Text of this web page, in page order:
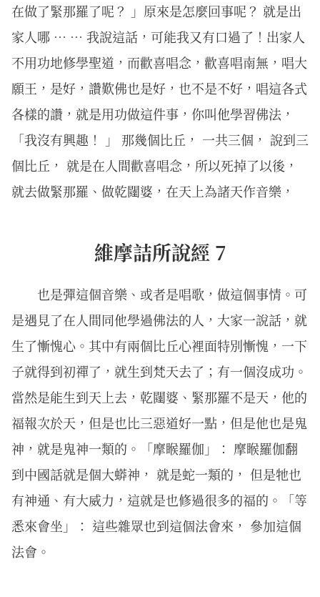
在做了緊那羅了呢？ 」原來是怎麼回事呢？ 就是出
家人哪 … … 我說這話，可能我又有口過了！出家人
不用功地修學聖道，而歡喜唱念，歡喜唱南無，唱大
願王，是好，讚歎佛也是好，也不是不好，唱這各式
各樣的讚，就是用功做這件事，你叫他學習佛法，
「我沒有興趣！ 」 那幾個比丘， 一共三個， 說到三
個比丘， 就是在人間歡喜唱念，所以死掉了以後，
就去做緊那羅、做乾闥婆，在天上為諸天作音樂，
維摩詰所說經 7
也是彈這個音樂、或者是唱歌，做這個事情。可
是遇見了在人間同他學過佛法的人，大家一說話，就
生了慚愧心。其中有兩個比丘心裡面特別慚愧，一下
子就得到初禪了，就生到梵天去了；有一個沒成功。
當然是能生到天上去，乾闥婆、緊那羅不是天，他的
福報次於天，但是也比三惡道好一點，但是他也是鬼
神，就是鬼神一類的。「摩睺羅伽」： 摩睺羅伽翻
到中國話就是個大蟒神， 就是蛇一類的， 但是牠也
有神通、有大威力，這就是也修過很多的福的。「等
悉來會坐」： 這些雜眾也到這個法會來， 參加這個
法會。